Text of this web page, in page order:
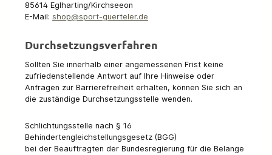
85614 Eglharting/Kirchseeon
E-Mail: shop@sport-guerteler.de
Durchsetzungsverfahren
Sollten Sie innerhalb einer angemessenen Frist keine
zufriedenstellende Antwort auf Ihre Hinweise oder
Anfragen zur Barrierefreiheit erhalten, können Sie sich an
die zuständige Durchsetzungsstelle wenden.
Schlichtungsstelle nach § 16
Behindertengleichstellungsgesetz (BGG)
bei der Beauftragten der Bundesregierung für die Belange